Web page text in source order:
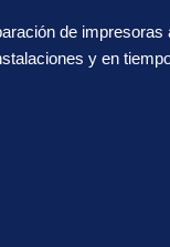
de impresoras
y en